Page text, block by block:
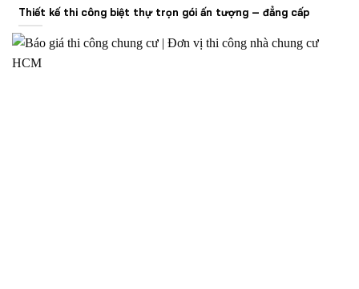
Thiết kế thi công biệt thự trọn gói ấn tượng – đẳng cấp